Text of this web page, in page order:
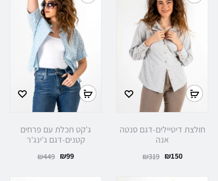
חולצת דיטיילים-דגם סנטה
אנה
₪319 ₪150
ג'קט תכלת עם פרחים
קטנים-דגם ג'ינג'ר
₪449 ₪99